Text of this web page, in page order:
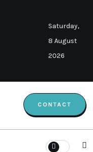
Saturday,
8 August
2026
CONTACT